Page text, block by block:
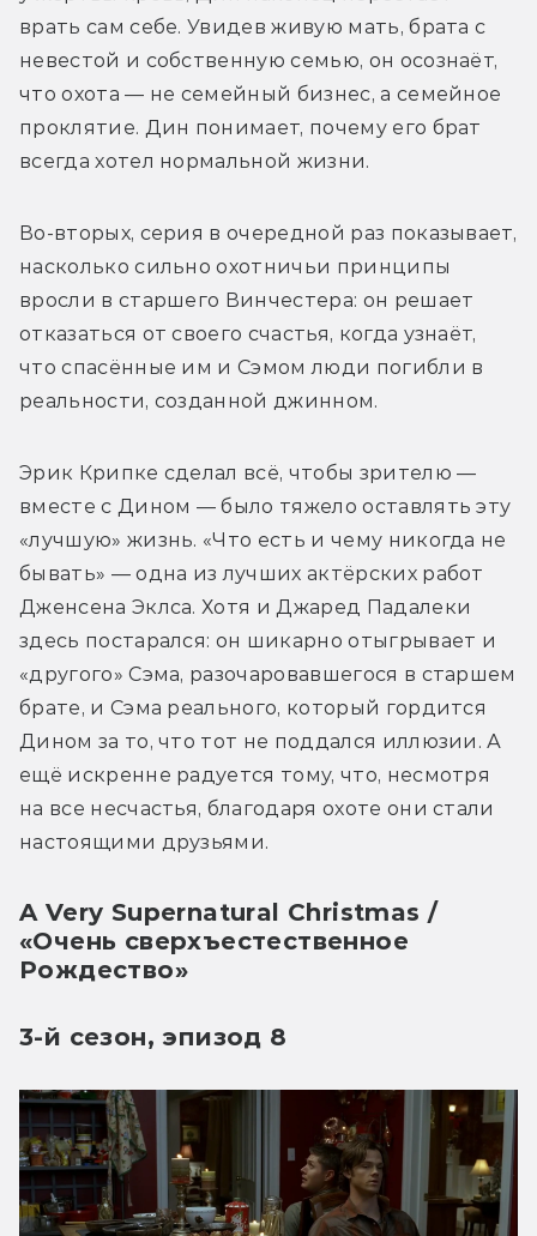
врать сам себе. Увидев живую мать, брата с
невестой и собственную семью, он осознаёт,
что охота — не семейный бизнес, а семейное
проклятие. Дин понимает, почему его брат
всегда хотел нормальной жизни.
Во-вторых, серия в очередной раз показывает,
насколько сильно охотничьи принципы
вросли в старшего Винчестера: он решает
отказаться от своего счастья, когда узнаёт,
что спасённые им и Сэмом люди погибли в
реальности, созданной джинном.
Эрик Крипке сделал всё, чтобы зрителю —
вместе с Дином — было тяжело оставлять эту
«лучшую» жизнь. «Что есть и чему никогда не
бывать» — одна из лучших актёрских работ
Дженсена Эклса. Хотя и Джаред Падалеки
здесь постарался: он шикарно отыгрывает и
«другого» Сэма, разочаровавшегося в старшем
брате, и Сэма реального, который гордится
Дином за то, что тот не поддался иллюзии. А
ещё искренне радуется тому, что, несмотря
на все несчастья, благодаря охоте они стали
настоящими друзьями.
A Very Supernatural Christmas /
«Очень сверхъестественное
Рождество»
3-й сезон, эпизод 8